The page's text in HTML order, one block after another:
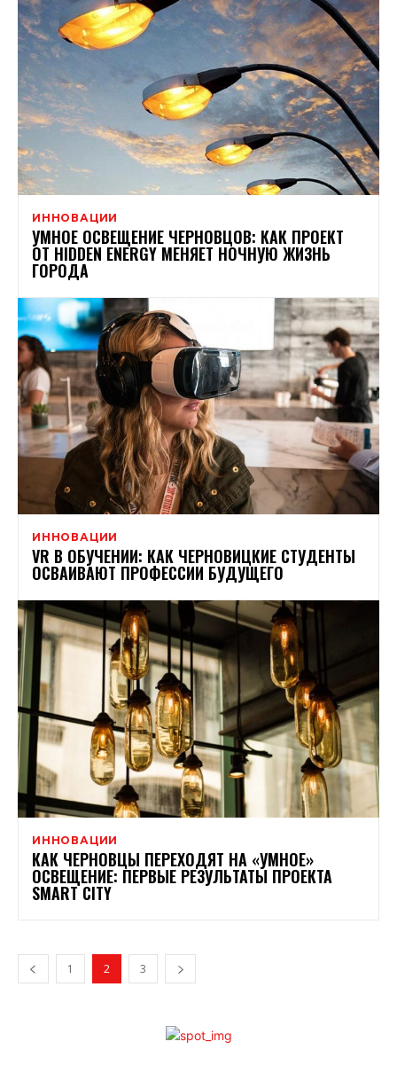
ИННОВАЦИИ
УМНОЕ ОСВЕЩЕНИЕ ЧЕРНОВЦОВ: КАК ПРОЕКТ
ОТ HIDDEN ENERGY МЕНЯЕТ НОЧНУЮ ЖИЗНЬ
ГОРОДА
ИННОВАЦИИ
VR В ОБУЧЕНИИ: КАК ЧЕРНОВИЦКИЕ СТУДЕНТЫ
ОСВАИВАЮТ ПРОФЕССИИ БУДУЩЕГО
ИННОВАЦИИ
КАК ЧЕРНОВЦЫ ПЕРЕХОДЯТ НА «УМНОЕ»
ОСВЕЩЕНИЕ: ПЕРВЫЕ РЕЗУЛЬТАТЫ ПРОЕКТА
SMART CITY
1 2 3